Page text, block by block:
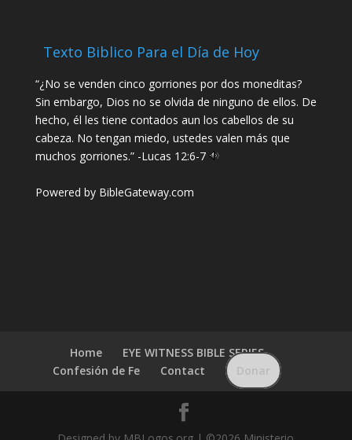
Texto Biblico Para el Día de Hoy
“¿No se venden cinco gorriones por dos moneditas?
Sin embargo, Dios no se olvida de ninguno de ellos. De
hecho, él les tiene contados aun los cabellos de su
cabeza. No tengan miedo, ustedes valen más que
muchos gorriones.” -Lucas 12:6-7
Powered by BibleGateway.com
Home
EYE WITNESS BIBLE SERIES
Confesión de Fe
Contact Donar